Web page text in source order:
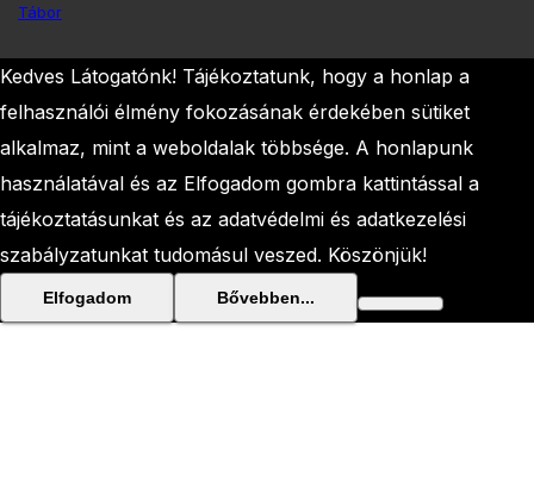
Tábor
Kedves Látogatónk! Tájékoztatunk, hogy a honlap a
felhasználói élmény fokozásának érdekében sütiket
alkalmaz, mint a weboldalak többsége. A honlapunk
használatával és az Elfogadom gombra kattintással a
tájékoztatásunkat és az adatvédelmi és adatkezelési
szabályzatunkat tudomásul veszed. Köszönjük!
Elfogadom Bővebben...